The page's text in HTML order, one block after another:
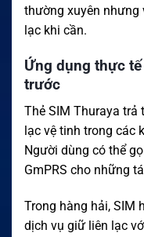
thường xuyên nhưng
lạc khi cần.
Ứng dụng thực
trước
Thẻ SIM Thuraya trả
lạc vệ tinh trong các
Người dùng có thể
GmPRS cho những
Trong hàng hải, SIM
dịch vụ giữ liên lạc